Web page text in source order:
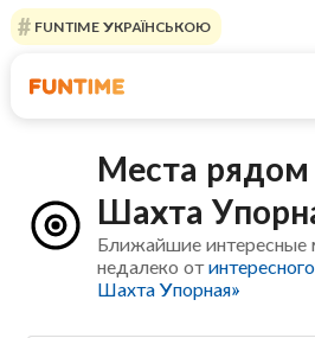
FUNTIME УКРАЇНСЬКОЮ
Места
Шахта
Ближайшие интересные
недалеко от
Шахта Упорная»